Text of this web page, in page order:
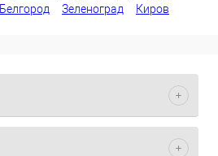
Белгород Зеленоград
Киров